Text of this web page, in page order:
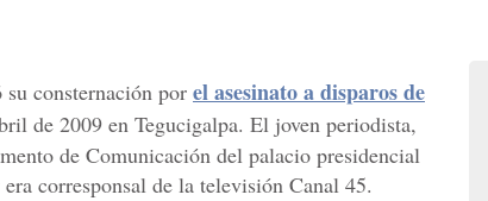
consternación por el asesinato a disparos de
de 2009 en Tegucigalpa. El joven periodista,
de Comunicación del palacio presidencial
corresponsal de la televisión Canal 45.